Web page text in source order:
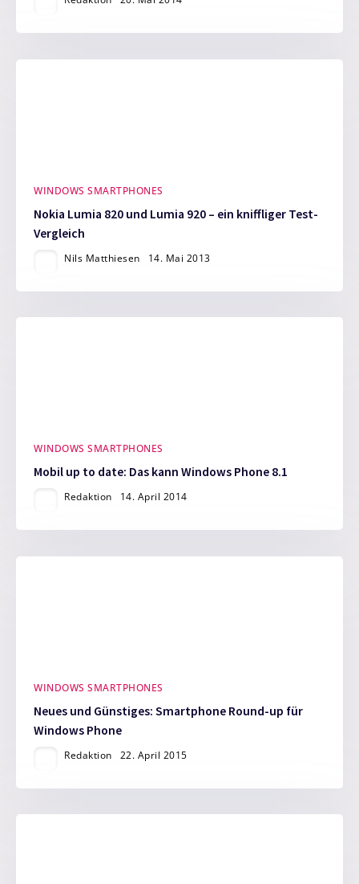
WINDOWS SMARTPHONES
Nokia Lumia 820 und Lumia 920 – ein kniffliger Test-
Vergleich
Nils Matthiesen 14. Mai 2013
WINDOWS SMARTPHONES
Mobil up to date: Das kann Windows Phone 8.1
Redaktion 14. April 2014
WINDOWS SMARTPHONES
Neues und Günstiges: Smartphone Round-up für
Windows Phone
Redaktion 22. April 2015